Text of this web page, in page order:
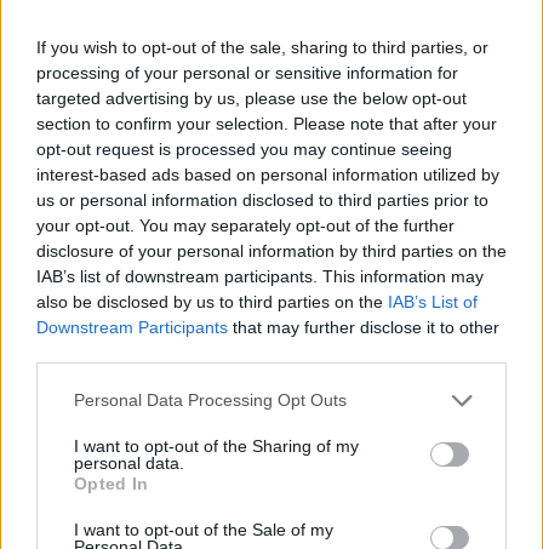
If you wish to opt-out of the sale, sharing to third parties, or
processing of your personal or sensitive information for
targeted advertising by us, please use the below opt-out
section to confirm your selection. Please note that after your
opt-out request is processed you may continue seeing
interest-based ads based on personal information utilized by
us or personal information disclosed to third parties prior to
your opt-out. You may separately opt-out of the further
disclosure of your personal information by third parties on the
IAB’s list of downstream participants. This information may
also be disclosed by us to third parties on the IAB’s List of
Downstream Participants that may further disclose it to other
Please note that this website/app uses one or more Google
not limited to your visit or usage behaviour. You may click to
grant or deny consent to Google and its third-party tags to
use your data for below specified purposes in below Google
consent section.
Personal Data Processing Opt Outs
I want to opt-out of the Sharing of my
personal data.
Opted In
I want to opt-out of the Sale of my
Az új album "klasszikus" Kaláka-lemez, a
megszokott minőséggel és modern
hangzással, amely a keverést és a
az album tavaly novemberi marosvásárhelyi
szerepel a lemezen és a könyvben, először
találkoztak személyesen.